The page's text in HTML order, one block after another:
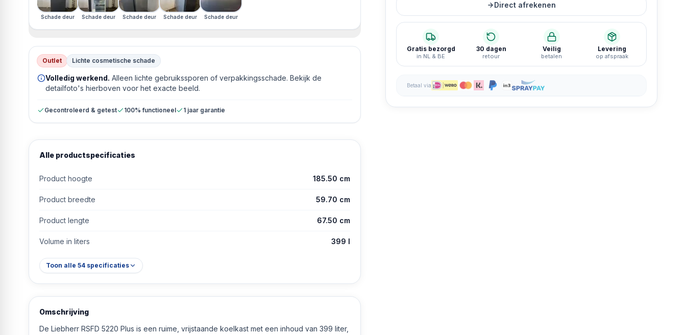
Schade deur Schade deur Schade deur Schade deur Schade deur
Outlet Lichte cosmetische schade
Volledig werkend. Alleen lichte gebruikssporen of verpakkingsschade. Bekijk de
detailfoto's hierboven voor het exacte beeld.
Gecontroleerd & getest 100% functioneel 1 jaar garantie
Alle productspecificaties
Product hoogte 185.50 cm
Product breedte 59.70 cm
Product lengte 67.50 cm
Volume in liters 399 l
Toon alle 54 specificaties
Omschrijving
De Liebherr RSFD 5220 Plus is een ruime, vrijstaande koelkast met een inhoud van 399 liter,
Direct afrekenen
Gratis bezorgd
in NL & BE
30 dagen
retour
Veilig
betalen
Levering
op afspraak
Betaal via